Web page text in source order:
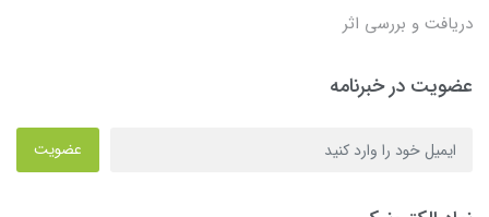
دریافت و بررسی اثر
عضویت در خبرنامه
عضویت